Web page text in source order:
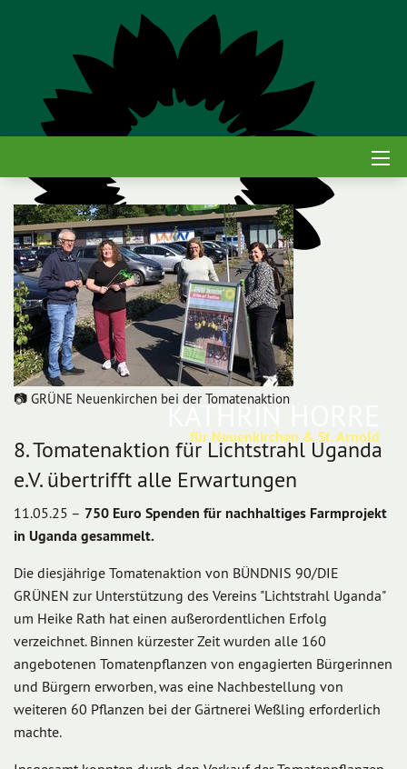
KATHRIN HORRE
für Neuenkirchen & St. Arnold
📷 GRÜNE Neuenkirchen bei der Tomatenaktion
8. Tomatenaktion für Lichtstrahl Uganda
e.V. übertrifft alle Erwartungen
11.05.25 – 750 Euro Spenden für nachhaltiges Farmprojekt
in Uganda gesammelt.
Die diesjährige Tomatenaktion von BÜNDNIS 90/DIE
GRÜNEN zur Unterstützung des Vereins "Lichtstrahl Uganda"
um Heike Rath hat einen außerordentlichen Erfolg
verzeichnet. Binnen kürzester Zeit wurden alle 160
angebotenen Tomatenpflanzen von engagierten Bürgerinnen
und Bürgern erworben, was eine Nachbestellung von
weiteren 60 Pflanzen bei der Gärtnerei Weßling erforderlich
machte.